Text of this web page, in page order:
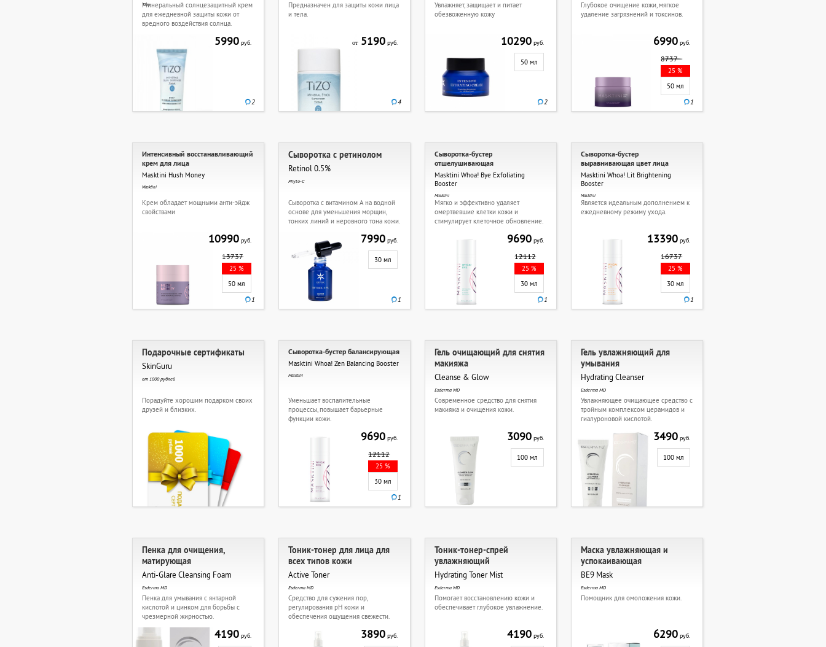
Tizo
Минеральный солнцезащитный крем
для ежедневной защиты кожи от
вредного воздействия солнца.
5990 руб.
2
Предназначен для защиты кожи лица
и тела.
от5190 руб.
4
Увлажняет, защищает и питает
обезвоженную кожу
10290 руб.
50 мл
2
Глубокое очищение кожи, мягкое
удаление загрязнений и токсинов.
6990 руб.
8737
25 %
50 мл
1
Интенсивный восстанавливающий
крем для лица
Masktini Hush Money
Masktini
Крем обладает мощными анти-эйдж
свойствами
10990 руб.
13737
25 %
50 мл
1
Сыворотка с ретинолом
Retinol 0.5%
Phyto-C
Сыворотка с витамином А на водной
основе для уменьшения морщин,
тонких линий и неровного тона кожи.
7990 руб.
30 мл
1
Сыворотка-бустер
отшелушивающая
Masktini Whoa! Bye Exfoliating
Booster
Masktini
Мягко и эффективно удаляет
омертвевшие клетки кожи и
стимулирует клеточное обновление.
9690 руб.
12112
25 %
30 мл
1
Сыворотка-бустер
выравнивающая цвет лица
Masktini Whoa! Lit Brightening
Booster
Masktini
Является идеальным дополнением к
ежедневному режиму ухода.
13390 руб.
16737
25 %
30 мл
1
Подарочные сертификаты
SkinGuru
от 1000 рублей
Порадуйте хорошим подарком своих
друзей и близких.
Сыворотка-бустер балансирующая
Masktini Whoa! Zen Balancing Booster
Masktini
Уменьшает воспалительные
процессы, повышает барьерные
функции кожи.
9690 руб.
12112
25 %
30 мл
1
Гель очищающий для снятия
макияжа
Cleanse & Glow
Esderma MD
Современное средство для снятия
макияжа и очищения кожи.
3090 руб.
100 мл
Гель увлажняющий для
умывания
Hydrating Cleanser
Esderma MD
Увлажняющее очищающее средство с
тройным комплексом церамидов и
гиалуроновой кислотой.
3490 руб.
100 мл
Пенка для очищения,
матирующая
Anti-Glare Cleansing Foam
Esderma MD
Пенка для умывания с янтарной
кислотой и цинком для борьбы с
чрезмерной жирностью.
4190 руб.
Тоник-тонер для лица для
всех типов кожи
Active Toner
Esderma MD
Средство для сужения пор,
регулирования pH кожи и
обеспечения ощущения свежести.
3890 руб.
Тоник-тонер-спрей
увлажняющий
Hydrating Toner Mist
Esderma MD
Помогает восстановлению кожи и
обеспечивает глубокое увлажнение.
4190 руб.
Маска увлажняющая и
успокаивающая
BE9 Mask
Esderma MD
Помощник для омоложения кожи.
6290 руб.